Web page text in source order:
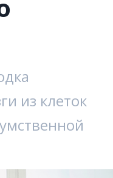
из клеток